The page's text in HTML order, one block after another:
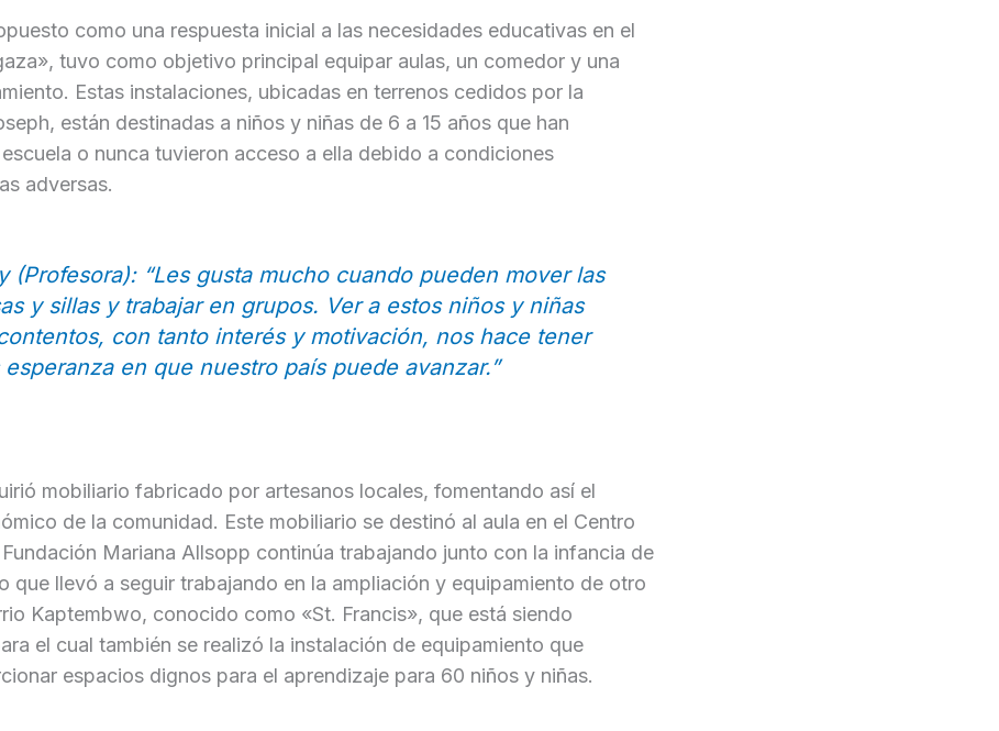
como una respuesta inicial a las necesidades educativas en el
tuvo como objetivo principal equipar aulas, un comedor y una
Estas instalaciones, ubicadas en terrenos cedidos por la
están destinadas a niños y niñas de 6 a 15 años que han
o nunca tuvieron acceso a ella debido a condiciones
adversas.
(Profesora): “Les gusta mucho cuando pueden mover las
y sillas y trabajar en grupos. Ver a estos niños y niñas
con tanto interés y motivación, nos hace tener
esperanza en que nuestro país puede avanzar.”
mobiliario fabricado por artesanos locales, fomentando así el
de la comunidad. Este mobiliario se destinó al aula en el Centro
Mariana Allsopp continúa trabajando junto con la infancia de
que llevó a seguir trabajando en la ampliación y equipamiento de otro
Kaptembwo, conocido como «St. Francis», que está siendo
el cual también se realizó la instalación de equipamiento que
espacios dignos para el aprendizaje para 60 niños y niñas.